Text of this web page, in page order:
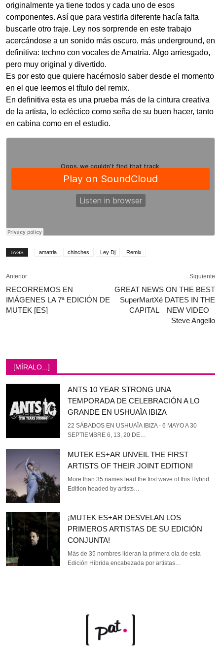
originalmente ya tiene todos y cada uno de esos
componentes. Así que para vestirla diferente hacía falta
buscarle otro traje. Ley nos sorprende en este trabajo
acercándose a un sonido más oscuro, más underground, en
definitiva: techno con vocales de Amatria. Algo arriesgado,
pero muy original y divertido.
Es por esto que quiere hacérnoslo saber desde el momento
en el que leemos el título del remix.
En definitiva esta es una prueba más de la cintura creativa
de la artista, lo ecléctico como seña de su buen hacer, tanto
en cabina como en el estudio.
TAGS amatria chinches Ley Dj Remix
Anterior
RECORREMOS EN
IMÁGENES LA 7ª EDICIÓN DE
MUTEK [ES]
Siguiente
GREAT NEWS ON THE BEST
SuperMartXé DATES IN THE
CAPITAL _ NEW VIDEO _
Steve Angello
[MÍRALO...]
ANTS 10 YEAR STRONG UNA
TEMPORADA DE CELEBRACIÓN A LO
GRANDE EN USHUAÏA IBIZA
22 SÁBADOS EN USHUAÏA IBIZA - 6 MAYO A 30
SEPTIEMBRE 6, 13, 20 DE…
MUTEK ES+AR UNVEIL THE FIRST
ARTISTS OF THEIR JOINT EDITION!
More than 35 names lead the first wave of this Hybrid
Edition headed by artists…
¡MUTEK ES+AR DESVELAN LOS
PRIMEROS ARTISTAS DE SU EDICIÓN
CONJUNTA!
Más de 35 nombres lideran la primera ola de esta
Edición Híbrida encabezada por artistas…